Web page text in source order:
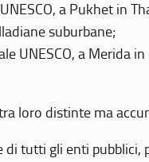
a Pukhet in
suburbane;
UNESCO, a Merida
loro distinte ma
tutti gli enti